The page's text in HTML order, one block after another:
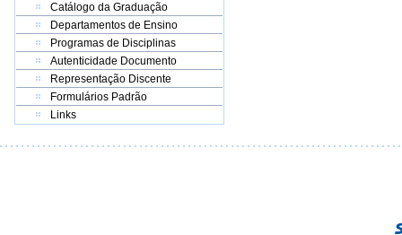
Catálogo da Graduação
Departamentos de Ensino
Programas de Disciplinas
Autenticidade Documento
Representação Discente
Formulários Padrão
Links